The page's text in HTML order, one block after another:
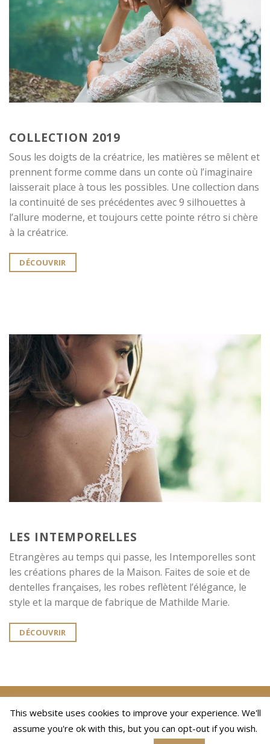
COLLECTION 2019
Sous les doigts de la créatrice, les matières se mêlent et
prennent forme comme dans un conte où l’imaginaire
laisserait place à tous les possibles. Une collection dans
la continuité de ses précédentes avec 9 silhouettes à
l’allure moderne, et toujours cette pointe rétro si chère
à la créatrice.
DÉCOUVRIR
LES INTEMPORELLES
Etrangères au temps qui passe, les Intemporelles sont
les créations phares de la Maison. Faites de soie et de
dentelles françaises, les robes reflètent l’élégance, le
style et la marque de fabrique de Mathilde Marie.
DÉCOUVRIR
POLITIQUE DE CONFIDENTIALITÉ CGV
MENTIONS LÉGALES
CONTACT
This website uses cookies to improve your experience. We'll
assume you're ok with this, but you can opt-out if you wish.